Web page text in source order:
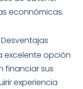
econnómicas.
excelente opción
financiar sus
experiencia